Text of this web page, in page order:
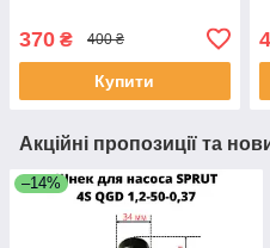
370 ₴ 400 ₴
Купити
Акційні пропозиції та
–14%